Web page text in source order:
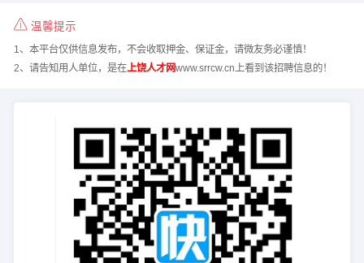
温馨提示
1、本平台仅供信息发布，不会收取押金、保证金，请微友务必谨慎！
2、请告知用人单位，是在上饶人才网www.srrcw.cn上看到该招聘信息的！